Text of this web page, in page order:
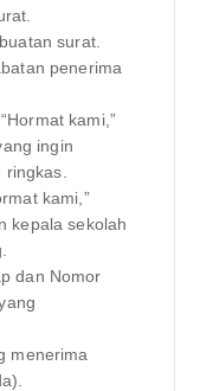
surat.
penerima
kami,”
ingin
kami,”
kepala sekolah
dan Nomor
menerima